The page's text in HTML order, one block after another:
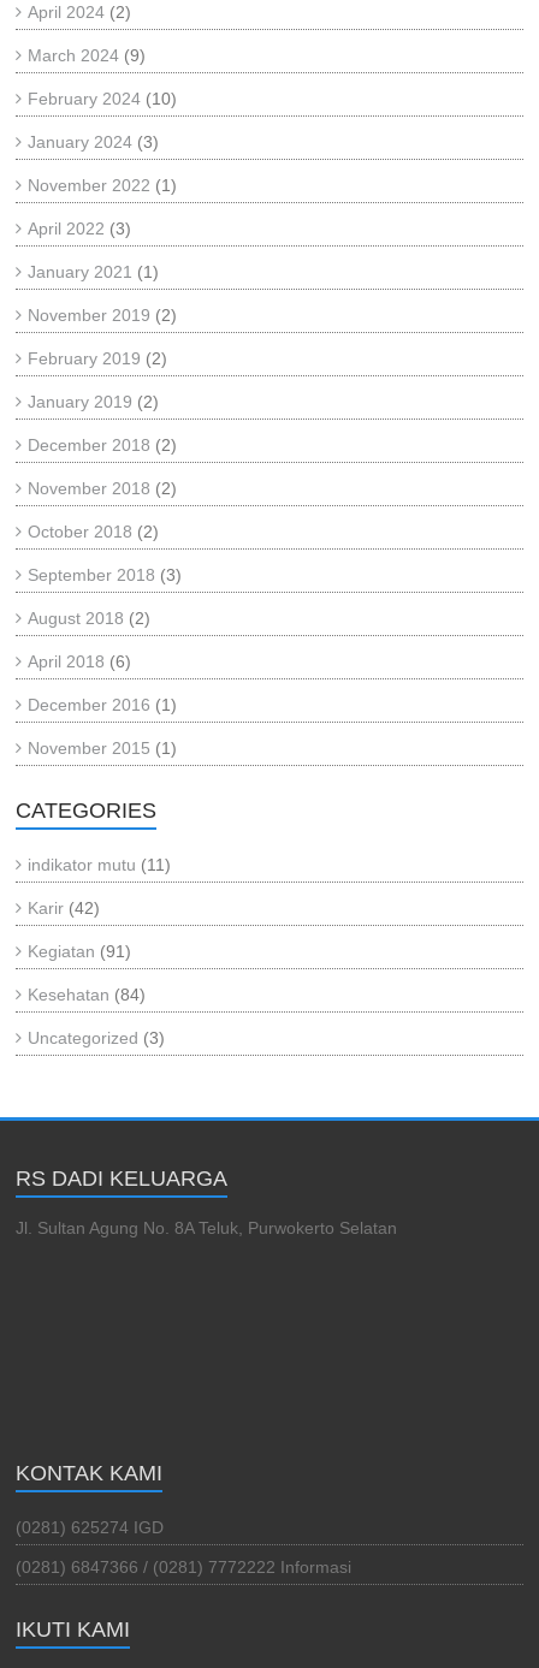
April 2024 (2)
March 2024 (9)
February 2024 (10)
January 2024 (3)
November 2022 (1)
April 2022 (3)
January 2021 (1)
November 2019 (2)
February 2019 (2)
January 2019 (2)
December 2018 (2)
November 2018 (2)
October 2018 (2)
September 2018 (3)
August 2018 (2)
April 2018 (6)
December 2016 (1)
November 2015 (1)
CATEGORIES
indikator mutu (11)
Karir (42)
Kegiatan (91)
Kesehatan (84)
Uncategorized (3)
RS DADI KELUARGA
Jl. Sultan Agung No. 8A Teluk, Purwokerto Selatan
KONTAK KAMI
(0281) 625274 IGD
(0281) 6847366 / (0281) 7772222 Informasi
IKUTI KAMI